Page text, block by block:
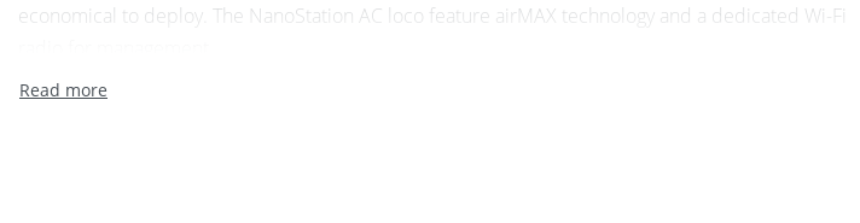
economical to deploy. The NanoStation AC loco feature airMAX technology and a dedicated Wi-Fi
Dimensions : 179 x 78 x 59 mm